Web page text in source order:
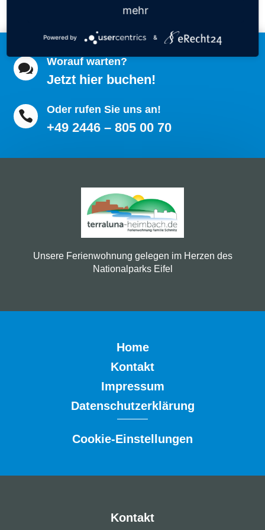
 Worauf warten?
Jetzt hier buchen!
 Oder rufen Sie uns an!
+49 2446 – 805 00 70
Unsere Ferienwohnung gelegen im Herzen des
Nationalparks Eifel
Home
Kontakt
Impressum
Datenschutzerklärung
Cookie-Einstellungen
Kontakt
mehr
Powered by &